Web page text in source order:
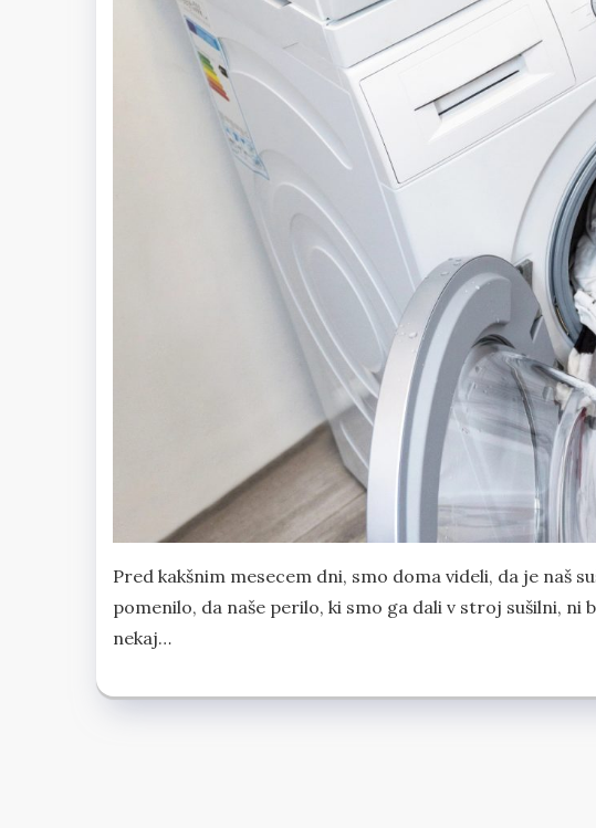
Pred kakšnim mesecem dni, smo doma videli, da je naš
pomenilo, da naše perilo, ki smo ga dali v stroj sušilni,
nekaj…